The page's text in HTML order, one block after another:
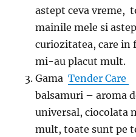
astept ceva vreme,
mainile mele si
curiozitatea, care in
mi-au placut mult.
GamaTender Care
balsamuri – aroma
universal, ciocolata
mult, toate sunt pe